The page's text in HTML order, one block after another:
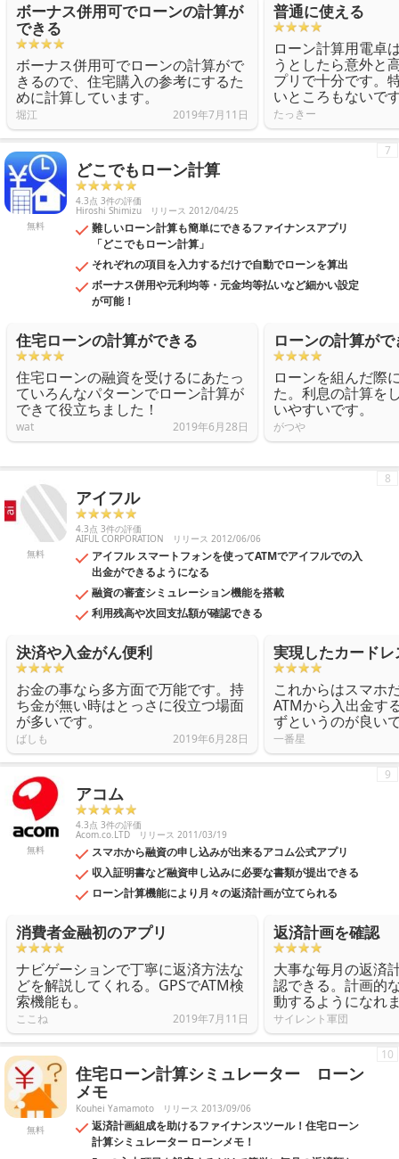
ボーナス併用可でローンの計算が
できる
ボーナス併用可でローンの計算がで
きるので、住宅購入の参考にするた
めに計算しています。
堀江 2019年7月11日
普通に使える
ローン計算用電卓
うとしたら意外と
プリで十分です。
いところもないで
たっきー
無料
どこでもローン計算
4.3点 3件の評価
Hiroshi Shimizu リリース 2012/04/25
難しいローン計算も簡単にできるファイナンスアプリ
「どこでもローン計算」
それぞれの項目を入力するだけで自動でローンを算出
ボーナス併用や元利均等・元金均等払いなど細かい設定
が可能！
7
住宅ローンの計算ができる
住宅ローンの融資を受けるにあたっ
ていろんなパターンでローン計算が
できて役立ちました！
wat 2019年6月28日
ローンの計算がで
ローンを組んだ際
た。利息の計算を
いやすいです。
がつや
無料
アイフル
4.3点 3件の評価
AIFUL CORPORATION リリース 2012/06/06
アイフル スマートフォンを使ってATMでアイフルでの入
出金ができるようになる
融資の審査シミュレーション機能を搭載
利用残高や次回支払額が確認できる
8
決済や入金がん便利
お金の事なら多方面で万能です。持
ち金が無い時はとっさに役立つ場面
が多いです。
ばしも 2019年6月28日
実現したカードレ
これからはスマホ
ATMから入出金す
ずというのが良い
一番星
無料
アコム
4.3点 3件の評価
Acom.co.LTD リリース 2011/03/19
スマホから融資の申し込みが出来るアコム公式アプリ
収入証明書など融資申し込みに必要な書類が提出できる
ローン計算機能により月々の返済計画が立てられる
9
消費者金融初のアプリ
ナビゲーションで丁寧に返済方法な
どを解説してくれる。GPSでATM検
索機能も。
ここね 2019年7月11日
返済計画を確認
大事な毎月の返済
認できる。計画的
動するようになれ
サイレント軍団
無料
住宅ローン計算シミュレーター ローン
メモ
Kouhei Yamamoto リリース 2013/09/06
返済計画組成を助けるファイナンスツール！住宅ローン
計算シミュレーター ローンメモ！
10